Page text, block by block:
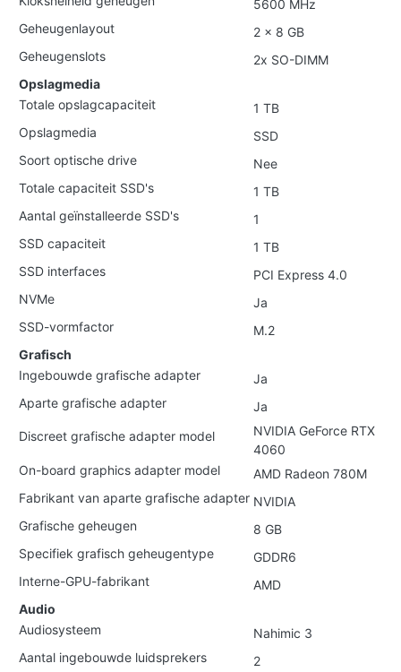
5600 MHz
Geheugenlayout
2 x 8 GB
Geheugenslots
2x SO-DIMM
Opslagmedia
Totale opslagcapaciteit
1 TB
Opslagmedia
SSD
Soort optische drive
Nee
Totale capaciteit SSD's
1 TB
Aantal geïnstalleerde SSD's
1
SSD capaciteit
1 TB
SSD interfaces
PCI Express 4.0
NVMe
Ja
SSD-vormfactor
M.2
Grafisch
Ingebouwde grafische adapter
Ja
Aparte grafische adapter
Ja
Discreet grafische adapter model
NVIDIA GeForce RTX
4060
On-board graphics adapter model
AMD Radeon 780M
Fabrikant van aparte grafische adapter NVIDIA
Grafische geheugen
8 GB
Specifiek grafisch geheugentype
GDDR6
Interne-GPU-fabrikant
AMD
Audio
Audiosysteem
Nahimic 3
Aantal ingebouwde luidsprekers
2